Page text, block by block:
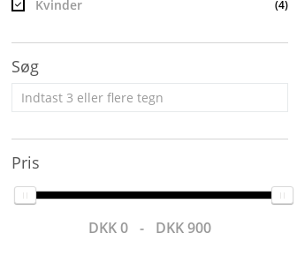
Kvinder (4)
Søg
Pris
DKK 0 - DKK 900